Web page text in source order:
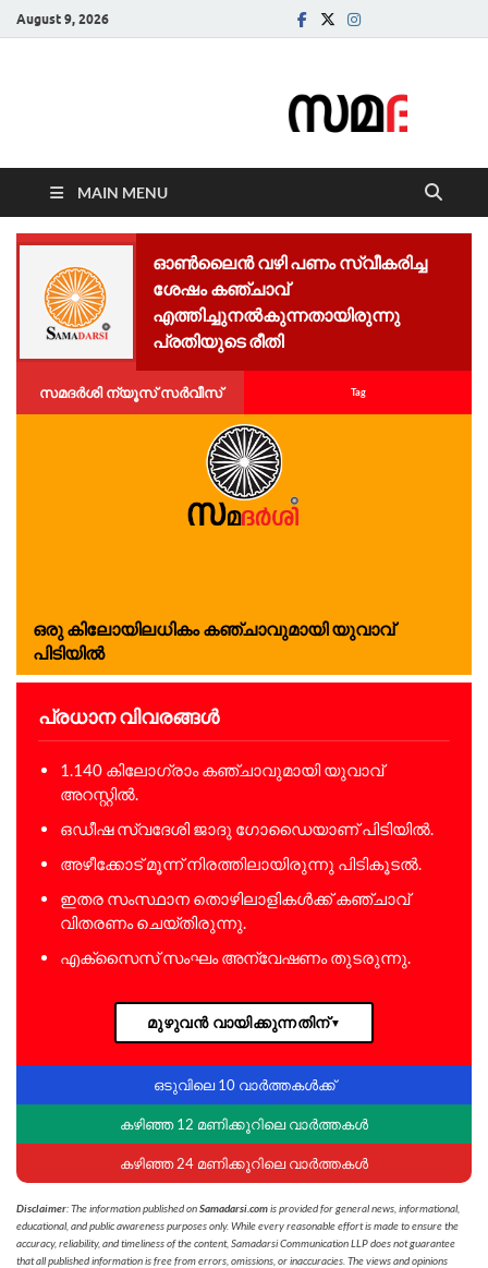
August 9, 2026
MAIN MENU
ഓൺലൈൻ വഴി പണം സ്വീകരിച്ച
ശേഷം കഞ്ചാവ്
എത്തിച്ചുനൽകുന്നതായിരുന്നു
പ്രതിയുടെ രീതി
സമദർശി ന്യൂസ് സർവീസ് Tag
ഒരു കിലോയിലധികം കഞ്ചാവുമായി യുവാവ്
പിടിയിൽ
പ്രധാന വിവരങ്ങൾ
1.140 കിലോഗ്രാം കഞ്ചാവുമായി യുവാവ്
അറസ്റ്റിൽ.
ഒഡീഷ സ്വദേശി ജാദു ഗോഡൈയാണ് പിടിയിൽ.
അഴീക്കോട് മൂന്ന് നിരത്തിലായിരുന്നു പിടികൂടൽ.
ഇതര സംസ്ഥാന തൊഴിലാളികൾക്ക് കഞ്ചാവ്
വിതരണം ചെയ്തിരുന്നു.
എക്സൈസ് സംഘം അന്വേഷണം തുടരുന്നു.
മുഴുവൻ വായിക്കുന്നതിന്▼
ഒടുവിലെ 10 വാർത്തകൾക്ക്
കഴിഞ്ഞ 12 മണിക്കൂറിലെ വാർത്തകൾ
കഴിഞ്ഞ 24 മണിക്കൂറിലെ വാർത്തകൾ
Disclaimer: The information published onSamadarsi.comis provided for general news, informational,
educational, and public awareness purposes only. While every reasonable effort is made to ensure the
accuracy, reliability, and timeliness of the content, Samadarsi Communication LLP does not guarantee
that all published information is free from errors, omissions, or inaccuracies. The views and opinions